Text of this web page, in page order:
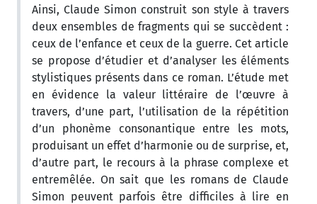
Ainsi, Claude Simon construit son style à travers
deux ensembles de fragments qui se succèdent :
ceux de l’enfance et ceux de la guerre. Cet article
se propose d’étudier et d’analyser les éléments
stylistiques présents dans ce roman. L’étude met
en évidence la valeur littéraire de l’œuvre à
travers, d’une part, l’utilisation de la répétition
d’un phonème consonantique entre les mots,
produisant un effet d’harmonie ou de surprise, et,
d’autre part, le recours à la phrase complexe et
entremêlée. On sait que les romans de Claude
Simon peuvent parfois être difficiles à lire en